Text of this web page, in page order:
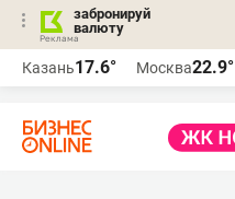
забронируй
валюту
Казань17.6° Москва22.9°